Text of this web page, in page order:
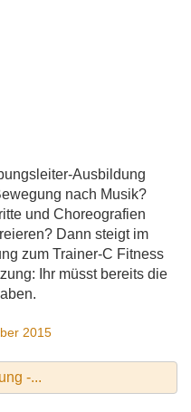
Ausbildung
nach Musik?
und Choreografien
Dann steigt im
zum Trainer-C Fitness
Ihr müsst bereits die
2015
-...